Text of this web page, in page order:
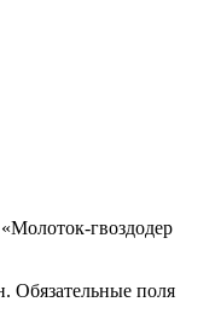
гвоздодер
Обязательные поля